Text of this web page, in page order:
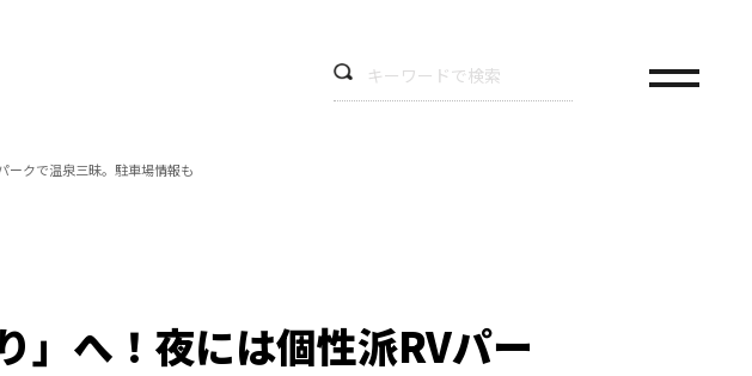
ークで温泉三昧。駐車場情報も
」へ！夜には個性派RVパー